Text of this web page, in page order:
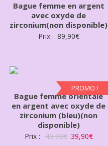
Bague femme en argent
avec oxyde de
zirconium(non disponible)
Prix : 89,90€
PROMO !
Bague femme orientale
en argent avec oxyde de
zirconium (bleu)(non
disponible)
Prix : 49,90€ 39,90€